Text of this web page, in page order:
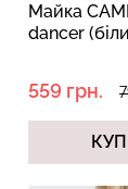
Майка
dancer
559 грн.
Безшовні труси
HIPSTER